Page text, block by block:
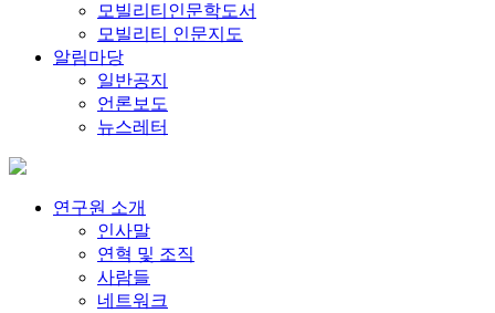
모빌리티인문학도서
모빌리티 인문지도
알림마당
일반공지
언론보도
뉴스레터
연구원 소개
인사말
연혁 및 조직
사람들
네트워크